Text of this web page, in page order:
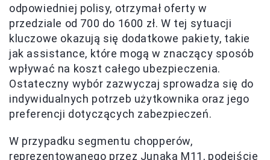
odpowiedniej polisy, otrzymał oferty w
przedziale od 700 do 1600 zł. W tej sytuacji
kluczowe okazują się dodatkowe pakiety, takie
jak assistance, które mogą w znaczący sposób
wpływać na koszt całego ubezpieczenia.
Ostateczny wybór zazwyczaj sprowadza się do
indywidualnych potrzeb użytkownika oraz jego
preferencji dotyczących zabezpieczeń.
W przypadku segmentu chopperów,
reprezentowanego przez Junaka M11, podejście